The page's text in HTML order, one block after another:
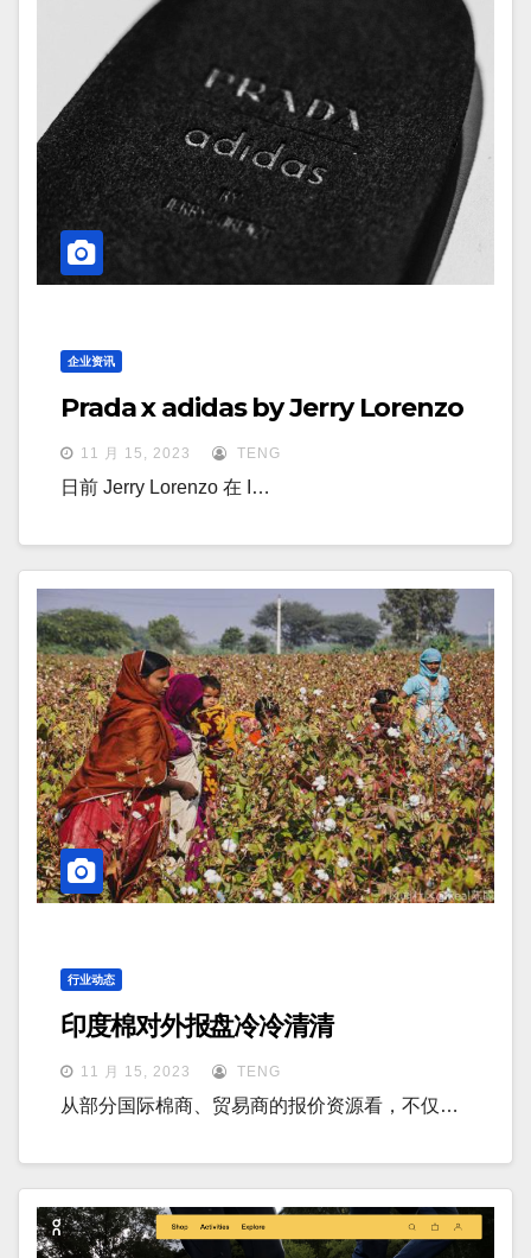
企业资讯
Prada x adidas by Jerry Lorenzo
11 月 15, 2023 TENG
日前 Jerry Lorenzo 在 I…
行业动态
印度棉对外报盘冷冷清清
11 月 15, 2023 TENG
从部分国际棉商、贸易商的报价资源看，不仅…